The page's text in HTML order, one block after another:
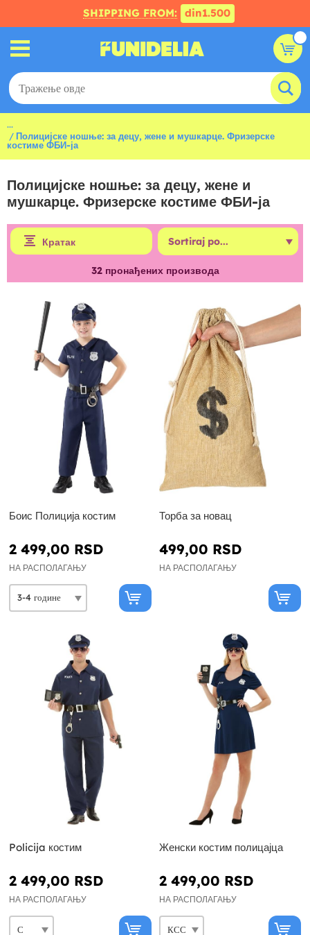
SHIPPING FROM: din1.500
...
Полицијске ношње: за децу, жене и мушкарце. Фризерске
костиме ФБИ-ја
Полицијске ношње: за децу, жене и
мушкарце. Фризерске костиме ФБИ-ја
Кратак
32пронађених производа
Боис Полиција костим
2 499,00 RSD
НА РАСПОЛАГАЊУ
Торба за новац
499,00 RSD
НА РАСПОЛАГАЊУ
Policija костим
2 499,00 RSD
НА РАСПОЛАГАЊУ
Женски костим полицајца
2 499,00 RSD
НА РАСПОЛАГАЊУ